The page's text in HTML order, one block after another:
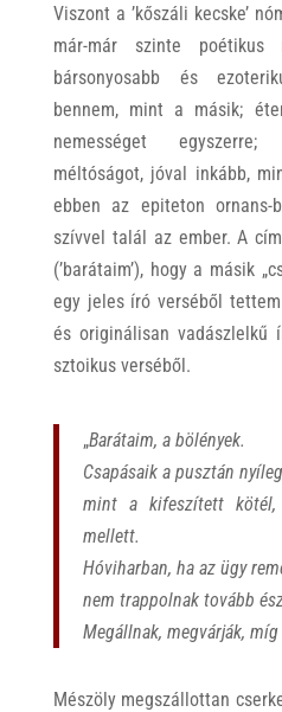
Viszont a ’kőszáli kecske’
már-már szinte poétikus
bársonyosabb és
bennem, mint a másik;
nemességet
méltóságot, jóval inkább,
ebben az epiteton
szívvel talál az ember. A
(’barátaim’), hogy a másik
egy jeles író verséből
és originálisan vadászlelkű
sztoikus verséből.
„Barátaim, a bölények.
Csapásaik a pusztán
mint a kifeszített kötél,
mellett.
Hóviharban, ha az ügy
nem trappolnak tovább
Megállnak, megvárják,
Mészöly megszállottan